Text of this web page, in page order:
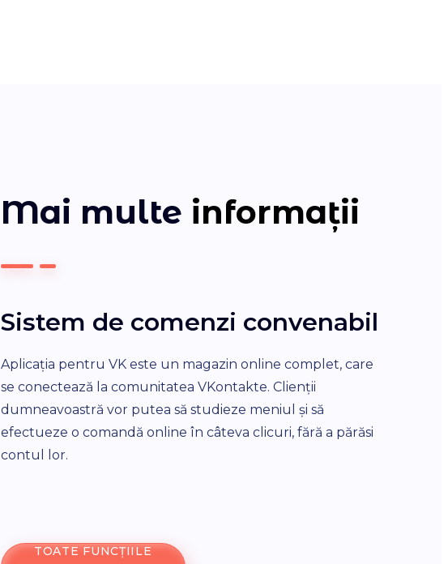
Mai multe informații
Sistem de comenzi convenabil
Aplicația pentru VK este un magazin online complet, care
se conectează la comunitatea VKontakte. Clienții
dumneavoastră vor putea să studieze meniul și să
efectueze o comandă online în câteva clicuri, fără a părăsi
contul lor.
TOATE FUNCȚIILE